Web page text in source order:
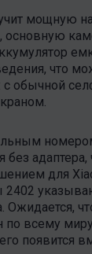
мощную
основную
что
с обычной
без адаптера,
для
Ожидается,
по всему
появится